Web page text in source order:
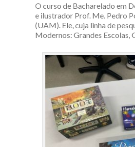
O curso de Bacharelado em
e ilustrador Prof. Me. Pedro
(UAM). Ele, cuja linha de
Modernos: Grandes Escolas,